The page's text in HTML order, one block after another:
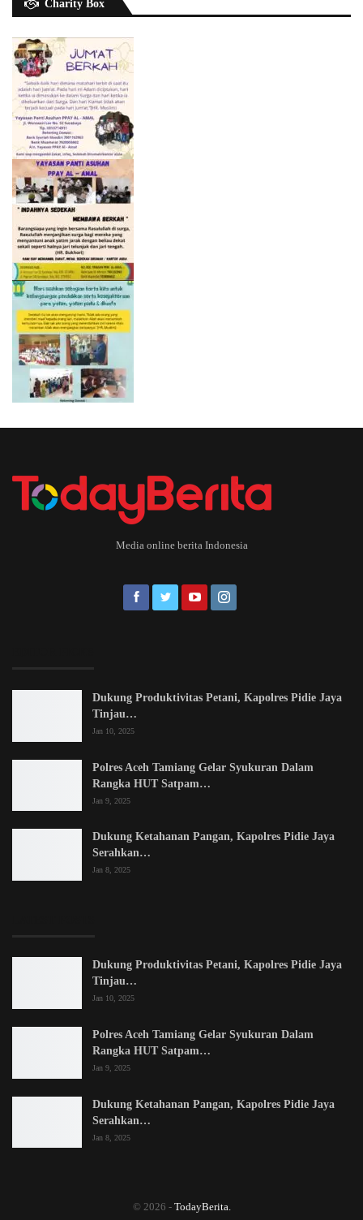
Charity Box
Media online berita Indonesia
Dukung Produktivitas Petani, Kapolres Pidie Jaya
Tinjau…
Jan 10, 2025
Polres Aceh Tamiang Gelar Syukuran Dalam
Rangka HUT Satpam…
Jan 9, 2025
Dukung Ketahanan Pangan, Kapolres Pidie Jaya
Serahkan…
Jan 8, 2025
Dukung Produktivitas Petani, Kapolres Pidie Jaya
Tinjau…
Jan 10, 2025
Polres Aceh Tamiang Gelar Syukuran Dalam
Rangka HUT Satpam…
Jan 9, 2025
Dukung Ketahanan Pangan, Kapolres Pidie Jaya
Serahkan…
Jan 8, 2025
© 2026 - TodayBerita.